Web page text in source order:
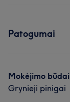
Patogumai
Mokėjimo būdai
Grynieji pinigai